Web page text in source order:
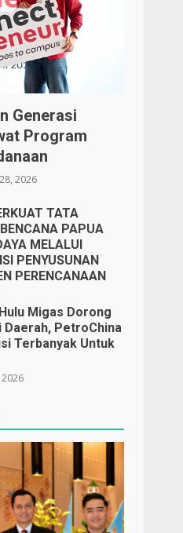
Generasi
Program
2026
TATA
PAPUA
MELALUI
PENYUSUNAN
PERENCANAAN
Migas Dorong
Daerah, PetroChina
Terbanyak Untuk